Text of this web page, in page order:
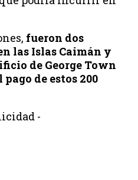
fueron dos
las Islas Caimán y
de George Town
de estos 200
-